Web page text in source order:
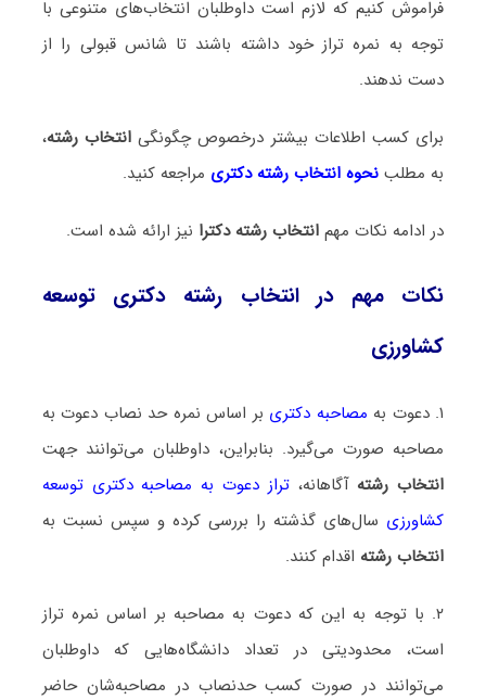
فراموش کنیم که لازم است داوطلبان انتخاب‌های متنوعی با
توجه به نمره تراز خود داشته باشند تا شانس قبولی را از
دست ندهند.
برای کسب اطلاعات بیشتر درخصوص چگونگی انتخاب رشته،
به مطلب نحوه انتخاب رشته دکتری مراجعه کنید.
در ادامه نکات مهم انتخاب رشته دکترا نیز ارائه شده است.
نکات مهم در انتخاب رشته دکتری توسعه
کشاورزی
۱. دعوت به مصاحبه دکتری بر اساس نمره حد نصاب دعوت به
مصاحبه صورت می‌گیرد. بنابراین، داوطلبان می‌توانند جهت
انتخاب رشته آگاهانه،تراز دعوت به مصاحبه دکتری توسعه
کشاورزی سال‌های گذشته را بررسی کرده و سپس نسبت به
انتخاب رشته اقدام کنند.
۲. با توجه به این که دعوت به مصاحبه بر اساس نمره تراز
است، محدودیتی در تعداد دانشگاه‌هایی که داوطلبان
می‌توانند در صورت کسب حدنصاب در مصاحبه‌شان حاضر